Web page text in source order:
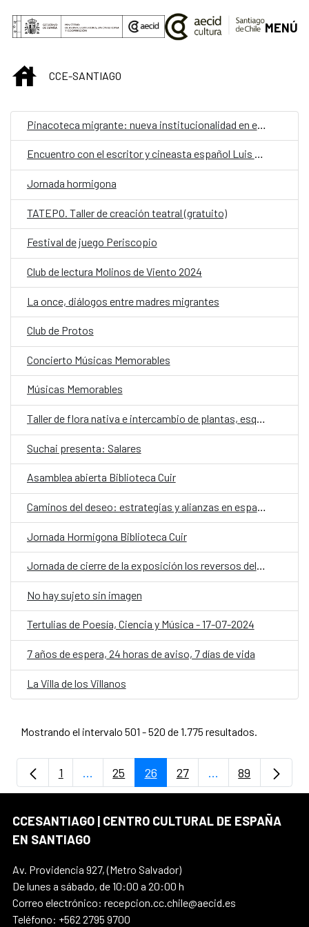
Saltar al contenido principal
MENÚ
INICIOCCE-SANTIAGO
Pinacoteca migrante: nueva institucionalidad en el Pabellón de España en la 60 Bienal de Venecia
Encuentro con el escritor y cineasta español Luis López Carrasco
Jornada hormigona
TATEPO. Taller de creación teatral (gratuito)
Festival de juego Periscopio
Club de lectura Molinos de Viento 2024
La once, diálogos entre madres migrantes
Club de Protos
Concierto Músicas Memorables
Músicas Memorables
Taller de flora nativa e intercambio de plantas, esquejes y semillas
Suchai presenta: Salares
Asamblea abierta Biblioteca Cuir
Caminos del deseo: estrategias y alianzas en espacios culturales no-institucionales
Jornada Hormigona Biblioteca Cuir
Jornada de cierre de la exposición los reversos del saqueo: Momificación
No hay sujeto sin imagen
Tertulias de Poesía, Ciencia y Música - 17-07-2024
7 años de espera, 24 horas de aviso, 7 días de vida
La Villa de los Villanos
Mostrando el intervalo 501 - 520 de 1.775 resultados.
Página
1 ...Páginas intermedias Use TAB para
Página
25 Página
26 Página
27 ...PáginasPágina
89
CCESANTIAGO | CENTRO CULTURAL DE ESPAÑA
EN SANTIAGO
Av. Providencia 927, (Metro Salvador)
De lunes a sábado, de 10:00 a 20:00 h
Correo electrónico: recepcion.cc.chile@aecid.es
Teléfono: +562 2795 9700